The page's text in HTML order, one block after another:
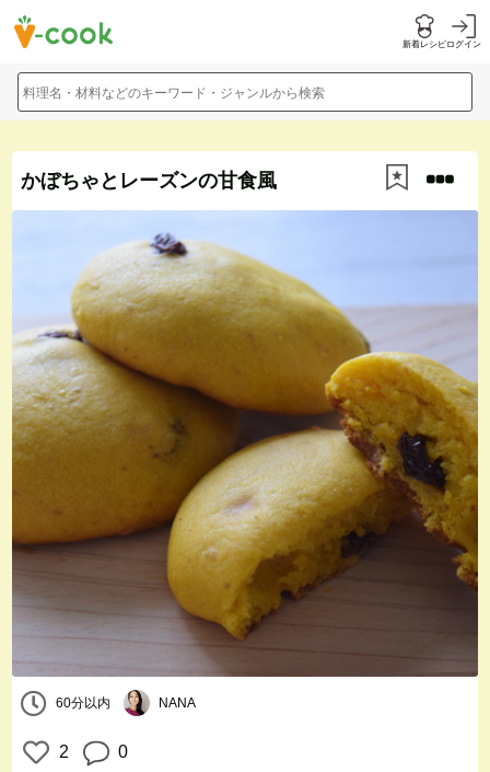
新着レシピログイン
料理名・材料などのキーワード・ジャンルから検索
かぼちゃとレーズンの甘食風
60分以内 NANA
2
0